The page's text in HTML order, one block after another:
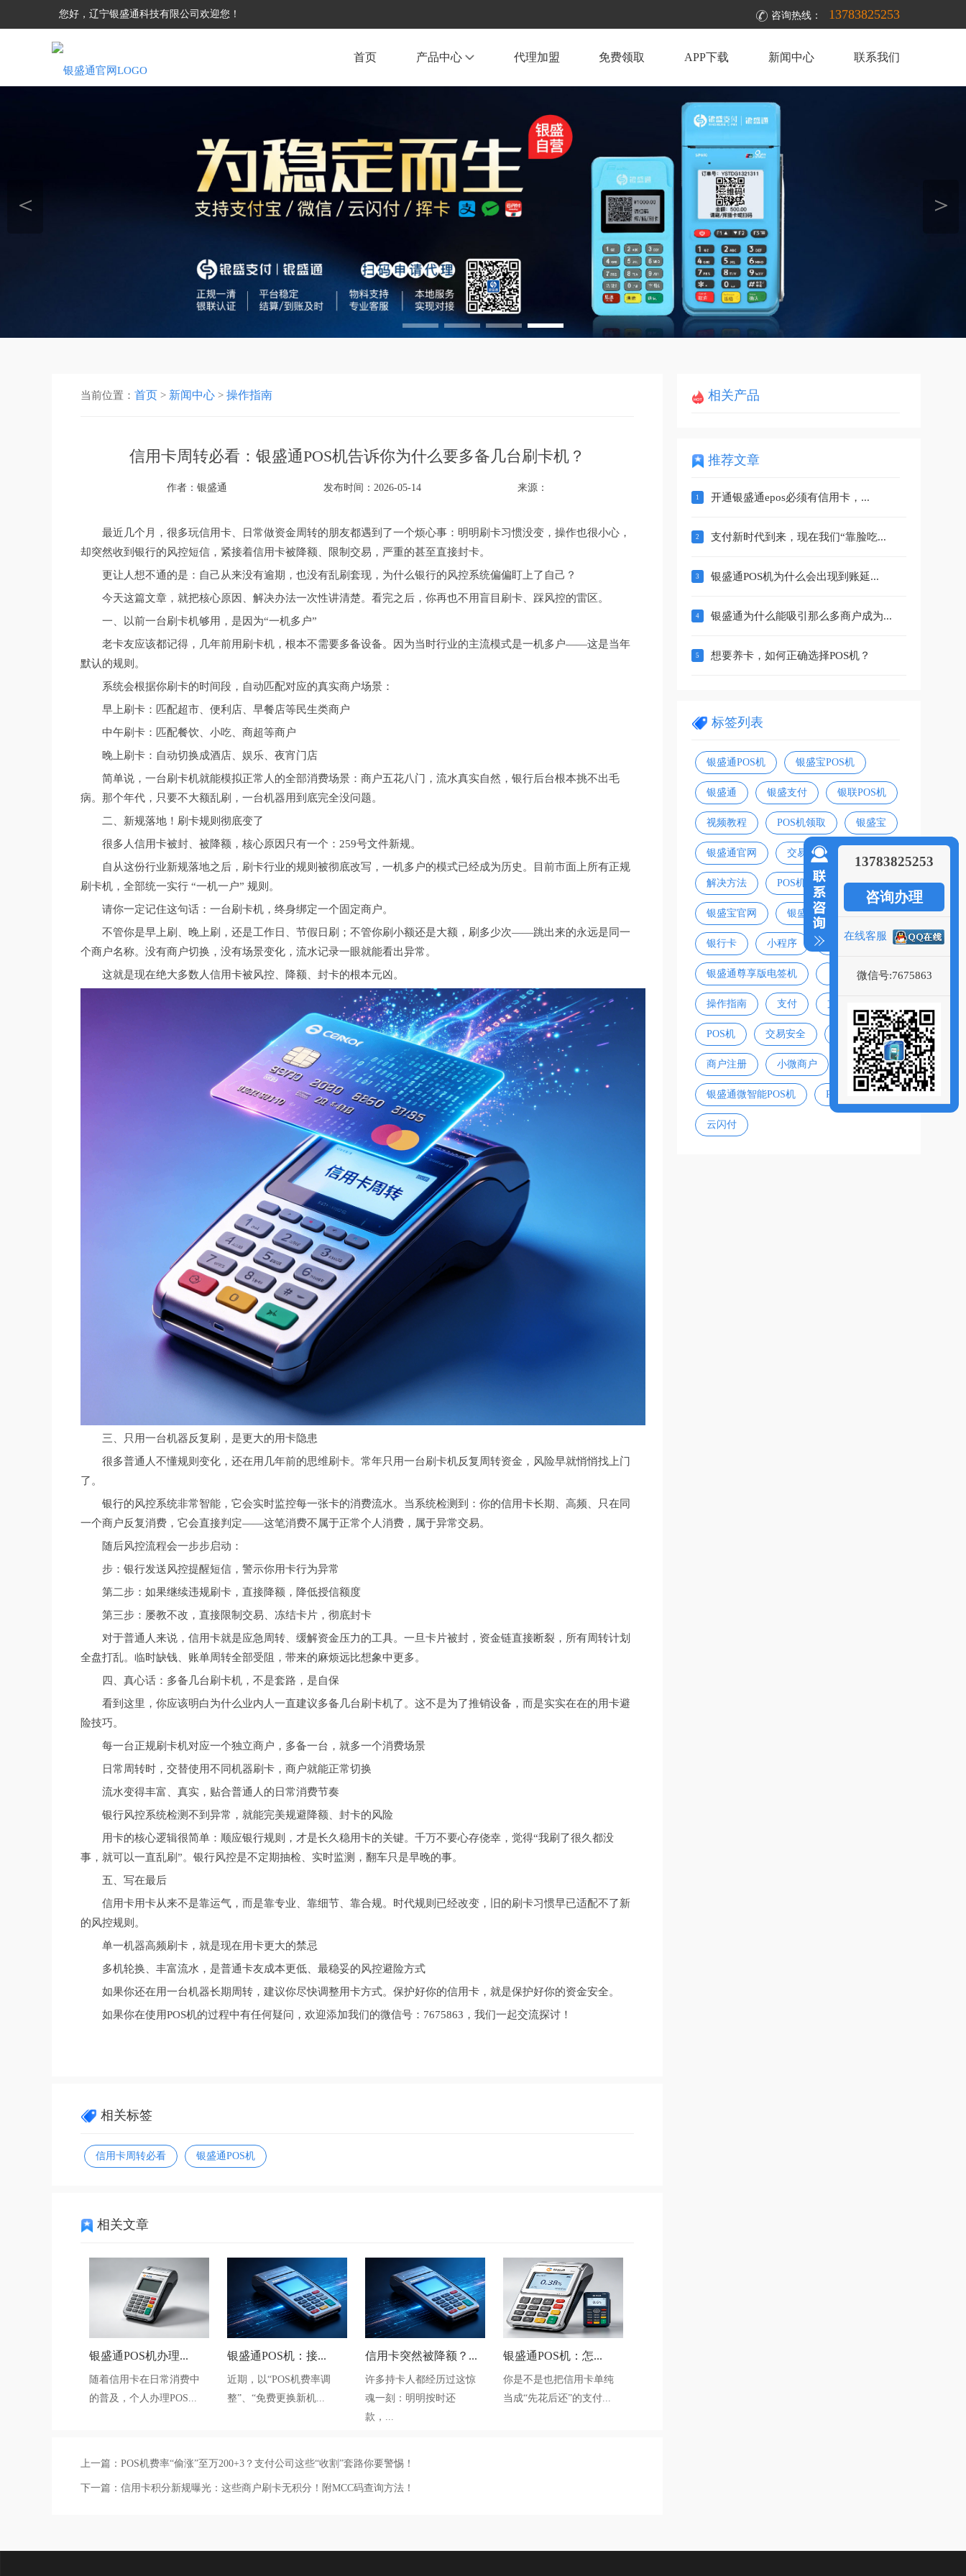
您好，辽宁银盛通科技有限公司欢迎您！ 咨询热线： 13783825253
首页 产品中心 代理加盟 免费领取 APP下载 新闻中心 联系我们
＜ ＞
当前位置： 首页 > 新闻中心 > 操作指南
信用卡周转必看：银盛通POS机告诉你为什么要多备几台刷卡机？
作者：银盛通 发布时间：2026-05-14 来源：
最近几个月，很多玩信用卡、日常做资金周转的朋友都遇到了一个烦心事：明明刷卡习惯没变，操作也很小心，
却突然收到银行的风控短信，紧接着信用卡被降额、限制交易，严重的甚至直接封卡。
更让人想不通的是：自己从来没有逾期，也没有乱刷套现，为什么银行的风控系统偏偏盯上了自己？
今天这篇文章，就把核心原因、解决办法一次性讲清楚。看完之后，你再也不用盲目刷卡、踩风控的雷区。
一、以前一台刷卡机够用，是因为“一机多户”
老卡友应该都记得，几年前用刷卡机，根本不需要多备设备。因为当时行业的主流模式是一机多户——这是当年
默认的规则。
系统会根据你刷卡的时间段，自动匹配对应的真实商户场景：
早上刷卡：匹配超市、便利店、早餐店等民生类商户
中午刷卡：匹配餐饮、小吃、商超等商户
晚上刷卡：自动切换成酒店、娱乐、夜宵门店
简单说，一台刷卡机就能模拟正常人的全部消费场景：商户五花八门，流水真实自然，银行后台根本挑不出毛
病。那个年代，只要不大额乱刷，一台机器用到底完全没问题。
二、新规落地！刷卡规则彻底变了
很多人信用卡被封、被降额，核心原因只有一个：259号文件新规。
自从这份行业新规落地之后，刷卡行业的规则被彻底改写，一机多户的模式已经成为历史。目前市面上所有正规
刷卡机，全部统一实行 “一机一户” 规则。
请你一定记住这句话：一台刷卡机，终身绑定一个固定商户。
不管你是早上刷、晚上刷，还是工作日、节假日刷；不管你刷小额还是大额，刷多少次——跳出来的永远是同一
个商户名称。没有商户切换，没有场景变化，流水记录一眼就能看出异常。
这就是现在绝大多数人信用卡被风控、降额、封卡的根本元凶。
三、只用一台机器反复刷，是更大的用卡隐患
很多普通人不懂规则变化，还在用几年前的思维刷卡。常年只用一台刷卡机反复周转资金，风险早就悄悄找上门
了。
银行的风控系统非常智能，它会实时监控每一张卡的消费流水。当系统检测到：你的信用卡长期、高频、只在同
一个商户反复消费，它会直接判定——这笔消费不属于正常个人消费，属于异常交易。
随后风控流程会一步步启动：
步：银行发送风控提醒短信，警示你用卡行为异常
第二步：如果继续违规刷卡，直接降额，降低授信额度
第三步：屡教不改，直接限制交易、冻结卡片，彻底封卡
对于普通人来说，信用卡就是应急周转、缓解资金压力的工具。一旦卡片被封，资金链直接断裂，所有周转计划
全盘打乱。临时缺钱、账单周转全部受阻，带来的麻烦远比想象中更多。
四、真心话：多备几台刷卡机，不是套路，是自保
看到这里，你应该明白为什么业内人一直建议多备几台刷卡机了。这不是为了推销设备，而是实实在在的用卡避
险技巧。
每一台正规刷卡机对应一个独立商户，多备一台，就多一个消费场景
日常周转时，交替使用不同机器刷卡，商户就能正常切换
流水变得丰富、真实，贴合普通人的日常消费节奏
银行风控系统检测不到异常，就能完美规避降额、封卡的风险
用卡的核心逻辑很简单：顺应银行规则，才是长久稳用卡的关键。千万不要心存侥幸，觉得“我刷了很久都没
事，就可以一直乱刷”。银行风控是不定期抽检、实时监测，翻车只是早晚的事。
五、写在最后
信用卡用卡从来不是靠运气，而是靠专业、靠细节、靠合规。时代规则已经改变，旧的刷卡习惯早已适配不了新
的风控规则。
单一机器高频刷卡，就是现在用卡更大的禁忌
多机轮换、丰富流水，是普通卡友成本更低、最稳妥的风控避险方式
如果你还在用一台机器长期周转，建议你尽快调整用卡方式。保护好你的信用卡，就是保护好你的资金安全。
如果你在使用POS机的过程中有任何疑问，欢迎添加我们的微信号：7675863，我们一起交流探讨！
相关标签
信用卡周转必看 银盛通POS机
相关文章
银盛通POS机办理...
随着信用卡在日常消费中
的普及，个人办理POS...
银盛通POS机：接...
近期，以“POS机费率调
整”、“免费更换新机...
信用卡突然被降额？...
许多持卡人都经历过这惊
魂一刻：明明按时还
款，...
银盛通POS机：怎...
你是不是也把信用卡单纯
当成“先花后还”的支付...
上一篇： POS机费率“偷涨”至万200+3？支付公司这些“收割”套路你要警惕！
下一篇： 信用卡积分新规曝光：这些商户刷卡无积分！附MCC码查询方法！
相关产品
推荐文章
开通银盛通epos必须有信用卡，...
支付新时代到来，现在我们“靠脸吃...
银盛通POS机为什么会出现到账延...
银盛通为什么能吸引那么多商户成为...
想要养卡，如何正确选择POS机？
标签列表
银盛通POS机 银盛宝POS机
银盛通 银盛支付 银联POS机
视频教程 POS机领取 银盛宝
银盛通官网 交易失败
解决方法 POS机官网
银盛宝官网 银盛宝扫码盒
银行卡 小程序 支付方式
银盛通尊享版电签机
操作指南 支付 支付宝
POS机 交易安全 信用卡风控
商户注册 小微商户
银盛通微智能POS机 POS机办理
云闪付
13783825253
咨询办理
在线客服
微信号:7675863